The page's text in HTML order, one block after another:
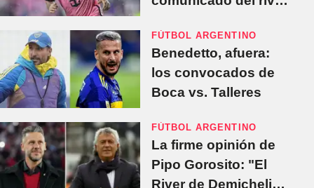
FÚTBOL ARGENTINO
Benedetto, afuera:
los convocados de
Boca vs. Talleres
FÚTBOL ARGENTINO
La firme opinión de
Pipo Gorosito: "El
River de Demichelis